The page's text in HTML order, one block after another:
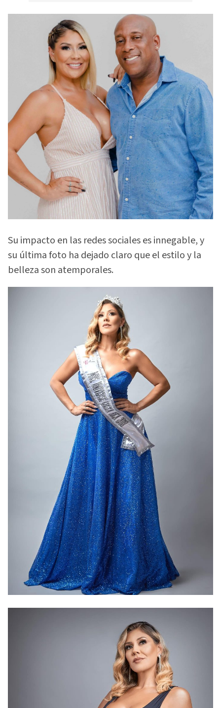
Su impacto en las redes sociales es innegable, y
su última foto ha dejado claro que el estilo y la
belleza son atemporales.